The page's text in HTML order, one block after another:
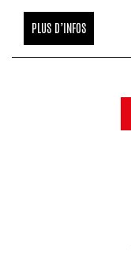
PLUS D’INFOS